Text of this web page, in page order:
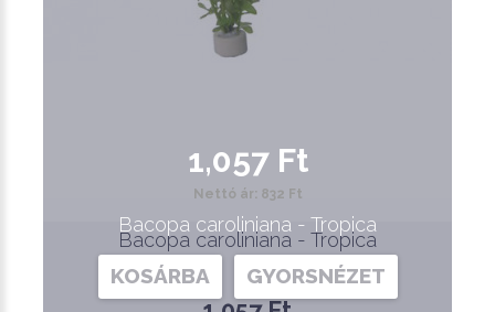
Bacopa caroliniana - Tropica
1,057 Ft
Nettó ár: 832 Ft
Bacopa caroliniana - Tropica
KOSÁRBA GYORSNÉZET